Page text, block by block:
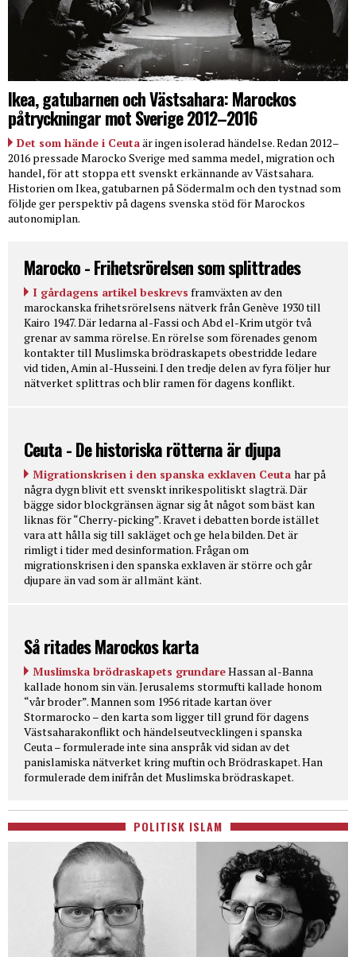
Ikea, gatubarnen och Västsahara: Marockos
påtryckningar mot Sverige 2012–2016
Det som hände i Ceutaär ingen isolerad händelse. Redan 2012–
2016 pressade Marocko Sverige med samma medel, migration och
handel, för att stoppa ett svenskt erkännande av Västsahara.
Historien om Ikea, gatubarnen på Södermalm och den tystnad som
följde ger perspektiv på dagens svenska stöd för Marockos
autonomiplan.
Marocko - Frihetsrörelsen som splittrades
I gårdagens artikel beskrevs framväxten av den
marockanska frihetsrörelsens nätverk från Genève 1930 till
Kairo 1947. Där ledarna al-Fassi och Abd el-Krim utgör två
grenar av samma rörelse. En rörelse som förenades genom
kontakter till Muslimska brödraskapets obestridde ledare
vid tiden, Amin al-Husseini. I den tredje delen av fyra följer hur
nätverket splittras och blir ramen för dagens konflikt.
Ceuta - De historiska rötterna är djupa
Migrationskrisen i den spanska exklaven Ceuta har på
några dygn blivit ett svenskt inrikespolitiskt slagträ. Där
bägge sidor blockgränsen ägnar sig åt något som bäst kan
liknas för “Cherry-picking”. Kravet i debatten borde istället
vara att hålla sig till sakläget och ge hela bilden. Det är
rimligt i tider med desinformation. Frågan om
migrationskrisen i den spanska exklaven är större och går
djupare än vad som är allmänt känt.
Så ritades Marockos karta
Muslimska brödraskapets grundareHassan al-Banna
kallade honom sin vän. Jerusalems stormufti kallade honom
“vår broder”. Mannen som 1956 ritade kartan över
Stormarocko – den karta som ligger till grund för dagens
Västsaharakonflikt och händelseutvecklingen i spanska
Ceuta – formulerade inte sina anspråk vid sidan av det
panislamiska nätverket kring muftin och Brödraskapet. Han
formulerade dem inifrån det Muslimska brödraskapet.
POLITISK ISLAM